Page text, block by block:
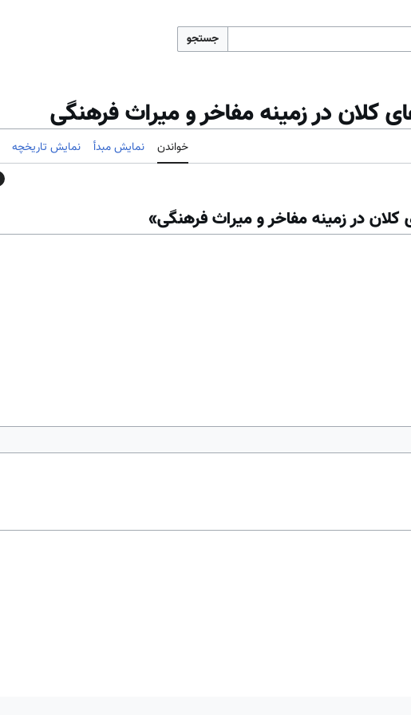
جستجو
کلان در زمینه مفاخر و میراث فرهنگی
خواندن نمایش مبدأ نمایش تاریخچه
در زمینه مفاخر و میراث فرهنگی»